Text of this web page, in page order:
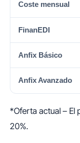
*Oferta actual – El
20%.